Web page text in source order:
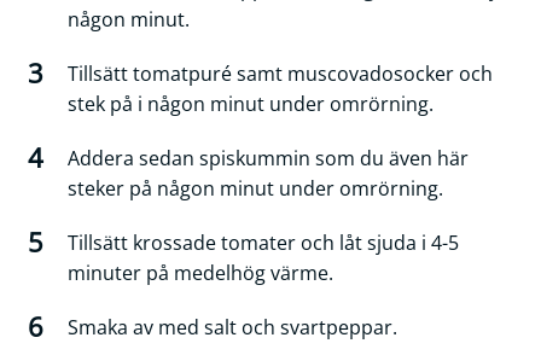
någon minut.
Tillsätt tomatpuré samt muscovadosocker och
stek på i någon minut under omrörning.
Addera sedan spiskummin som du även här
steker på någon minut under omrörning.
Tillsätt krossade tomater och låt sjuda i 4-5
minuter på medelhög värme.
Smaka av med salt och svartpeppar.